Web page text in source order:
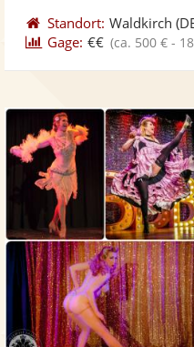
Standort: Waldkirch
Gage: €€ (ca. 500 € -